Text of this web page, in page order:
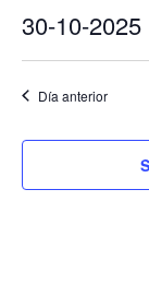
30-10-2025
Selecciona
la Día anterior